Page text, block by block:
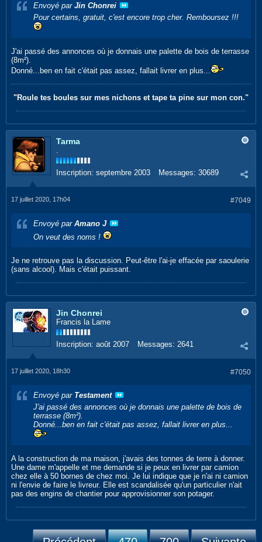
Envoyé par Jin Chonrei
Pour certains, gratuit, c'est encore trop cher. Remboursez !!!
J'ai passé des annonces où je donnais une palette de bois de terrasse
(8m²).
Donné...ben en fait c'était pas assez, fallait livrer en plus...
"Roule tes boules sur mes nichons et tape ta pine sur mon con."
Tarma
.
Inscription: septembre 2003 Messages: 30689
#7049
17 juillet 2020, 17h04
Envoyé par Amano J
On veut des noms !
Je ne retrouve pas la discussion. Peut-être l'ai-je effacée par saoulerie
(sans alcool). Mais c'était puissant.
Jin Chonrei
Francis la Lame
Inscription: août 2007 Messages: 2641
#7050
17 juillet 2020, 18h30
Envoyé par Testament
J'ai passé des annonces où je donnais une palette de bois de
terrasse (8m²).
Donné...ben en fait c'était pas assez, fallait livrer en plus...
A la construction de ma maison, j'avais des tonnes de terre à donner.
Une dame m'appelle et me demande si je peux en livrer par camion
chez elle à 50 bornes de chez moi. Je lui indique que je n'ai ni camion
ni l'envie de faire le livreur. Elle est scandalisée qu'un particulier n'ait
pas des engins de chantier pour approvisionner son potager.